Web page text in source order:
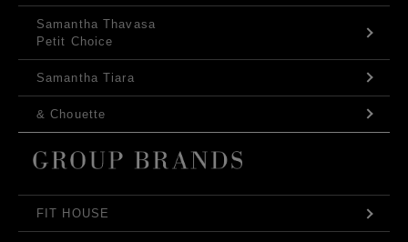
Samantha Thavasa
Petit Choice
Samantha Tiara
& Chouette
FIT HOUSE